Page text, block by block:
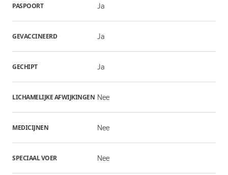
PASPOORT Ja
GEVACCINEERD Ja
GECHIPT Ja
LICHAMELIJKE AFWIJKINGEN Nee
MEDICIJNEN Nee
SPECIAAL VOER Nee